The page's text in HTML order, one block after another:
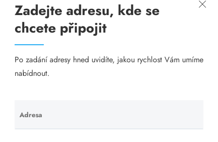
Připojení k internetu
Odkazy
Katalog A-seznam.cz
Visací zámky - TOKOZ
Zadejte adresu, kde se
chcete připojit
Po zadání adresy hned uvidíte, jakou rychlost Vám umíme
nabídnout.
Adresa
Ponechte
toto pole